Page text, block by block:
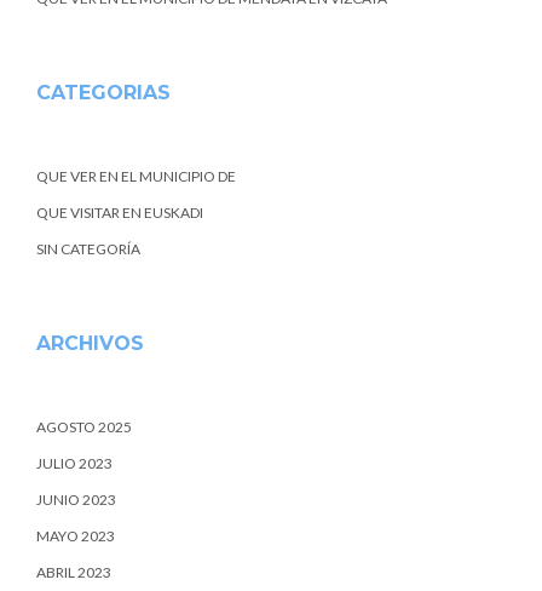
CATEGORIAS
QUE VER EN EL MUNICIPIO DE
QUE VISITAR EN EUSKADI
SIN CATEGORÍA
ARCHIVOS
AGOSTO 2025
JULIO 2023
JUNIO 2023
MAYO 2023
ABRIL 2023